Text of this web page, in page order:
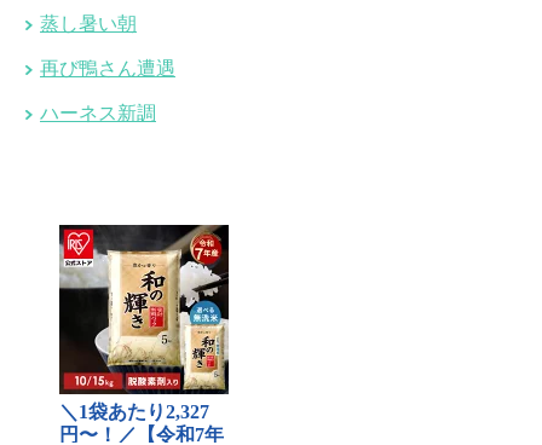
蒸し暑い朝
再び鴨さん遭遇
ハーネス新調